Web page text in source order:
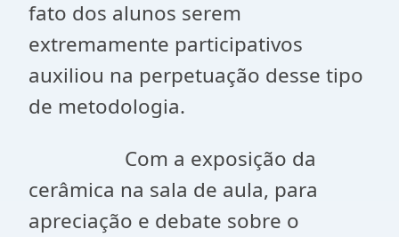
fato dos alunos serem
extremamente participativos
auxiliou na perpetuação desse tipo
de metodologia.
Com a exposição da
cerâmica na sala de aula, para
apreciação e debate sobre o